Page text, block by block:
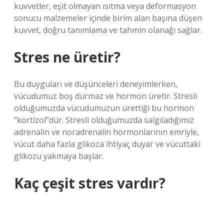
kuvvetler, eşit olmayan ısıtma veya deformasyon
sonucu malzemeler içinde birim alan başına düşen
kuvvet, doğru tanımlama ve tahmin olanağı sağlar.
Stres ne üretir?
Bu duyguları ve düşünceleri deneyimlerken,
vücudumuz boş durmaz ve hormon üretir. Stresli
olduğumuzda vücudumuzun ürettiği bu hormon
“kortizol”dür. Stresli olduğumuzda salgıladığımız
adrenalin ve noradrenalin hormonlarının emriyle,
vücut daha fazla glikoza ihtiyaç duyar ve vücuttaki
glikozu yakmaya başlar.
Kaç çeşit stres vardır?